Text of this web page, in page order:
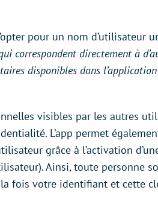
pour un nom d’utilisateur
correspondent directement à
disponibles dans
visibles par les autres
L’app permet
grâce à l’activation
Ainsi, toute personne
fois votre identifiant et cette